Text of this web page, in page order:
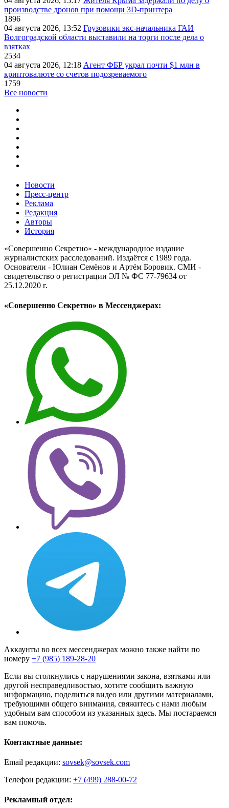
производстве дронов при помощи 3D‑принтера
1896
04 августа 2026, 13:52 Грузовики экс-начальника ГАИ
Волгоградской области выставили на торги после дела о
взятках
2534
04 августа 2026, 12:18 Агент ФБР украл почти $1 млн в
криптовалюте со счетов подозреваемого
1759
Все новости
Новости
Пресс-центр
Реклама
Редакция
Авторы
История
«Совершенно Секретно» - международное издание
журналистских расследований. Издаётся с 1989 года.
Основатели - Юлиан Семёнов и Артём Боровик. CМИ -
свидетельство о регистрации ЭЛ № ФС 77-79634 от
25.12.2020 г.
«Совершенно Секретно» в Мессенджерах:
Аккаунты во всех мессенджерах можно также найти по
номеру +7 (985) 189-28-20
Если вы столкнулись с нарушениями закона, взятками или
другой несправедливостью, хотите сообщить важную
информацию, поделиться видео или другими материалами,
требующими общего внимания, свяжитесь с нами любым
удобным вам способом из указанных здесь. Мы постараемся
вам помочь.
Контактные данные:
Email редакции: sovsek@sovsek.com
Телефон редакции: +7 (499) 288-00-72
Рекламный отдел: